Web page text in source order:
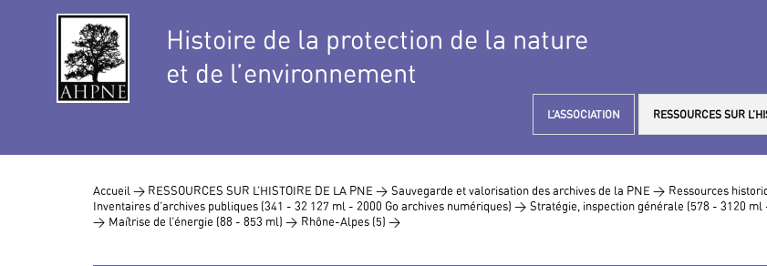
Histoire de la protection de la nature
et de l’environnement
L’ASSOCIATION RESSOURCES SUR
Accueil > RESSOURCES SUR L’HISTOIRE DE LA PNE > Sauvegarde et valorisation des archives de la PNE > Ressources
Inventaires d’archives publiques (341 - 32 127 ml - 2000 Go archives numériques) > Stratégie, inspection générale (578 - 3120 ml
> Maîtrise de l’énergie (88 - 853 ml) > Rhône-Alpes (5) >